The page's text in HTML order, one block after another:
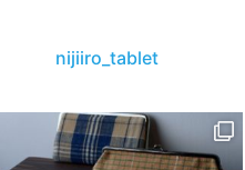
nijiiro_tablet